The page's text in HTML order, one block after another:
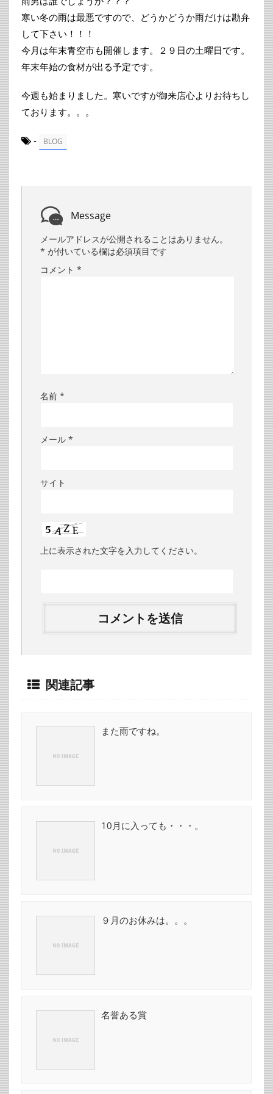
寒い冬の雨は最悪ですので、どうかどうか雨だけは勘弁
して下さい！！！
今月は年末青空市も開催します。２９日の土曜日です。
年末年始の食材が出る予定です。
今週も始まりました。寒いですが御来店心よりお待ちし
ております。。。
- BLOG
Message
メールアドレスが公開されることはありません。
* が付いている欄は必須項目です
コメント *
名前 *
メール *
サイト
上に表示された文字を入力してください。
関連記事
また雨ですね。
10月に入っても・・・。
９月のお休みは。。。
名誉ある賞